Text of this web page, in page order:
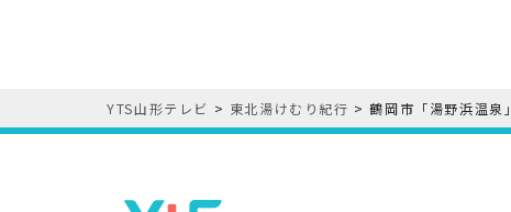
YTS山形テレビ > 東北湯けむり紀行 >鶴岡市「湯野浜温泉」